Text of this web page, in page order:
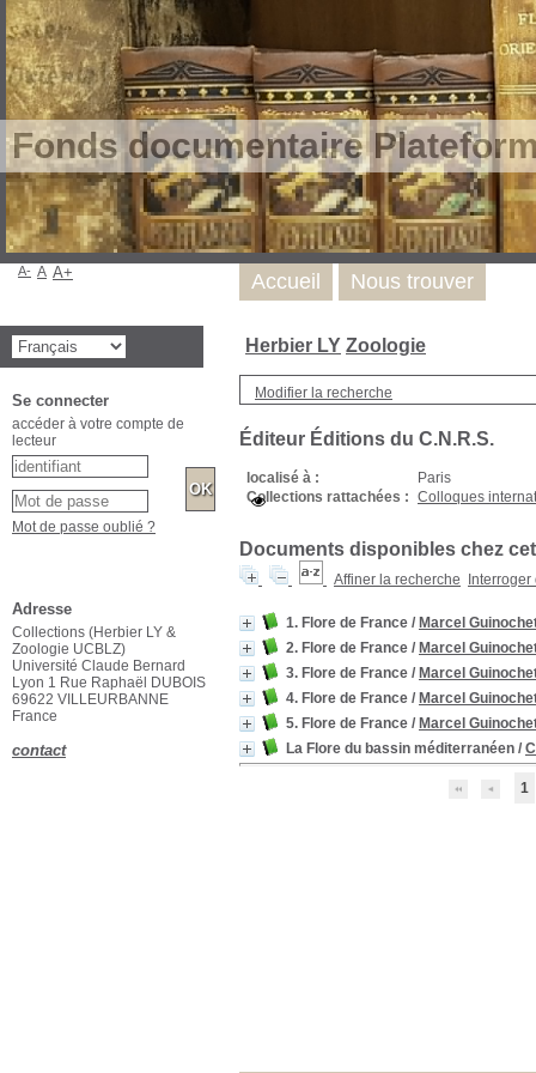
Fonds documentaire
Herbier LY Zoologie
Modifier la recherche
Éditeur Éditions du C.N.R.S.
localisé à :
Paris
Collections rattachées : Colloques
Documents disponibles chez
Affiner la recherche
1. Flore de France / Marcel
2. Flore de France / Marcel
3. Flore de France / Marcel
4. Flore de France / Marcel
5. Flore de France / Marcel
La Flore du bassin méditerranéen /
1
Accueil Nous trouver
A- A A+
Se connecter
accéder à votre compte de
lecteur
Adresse
Collections (Herbier LY &
Zoologie UCBLZ)
Lyon 1 Rue Raphaël DUBOIS